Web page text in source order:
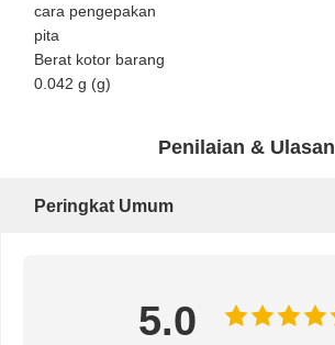
cara pengepakan
pita
Berat kotor barang
0.042 g (g)
Penilaian & Ulasan
Peringkat Umum
5.0